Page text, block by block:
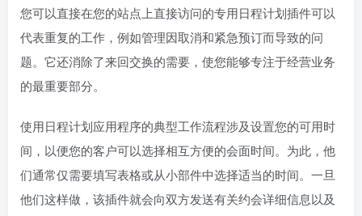
您可以直接在您的站点上直接访问的专用日程计划插件可以
代表重复的工作，例如管理因取消和紧急预订而导致的问
题。它还消除了来回交换的需要，使您能够专注于经营业务
的最重要部分。
使用日程计划应用程序的典型工作流程涉及设置您的可用时
间，以便您的客户可以选择相互方便的会面时间。为此，他
们通常仅需要填写表格或从小部件中选择适当的时间。一旦
他们这样做，该插件就会向双方发送有关约会详细信息以及